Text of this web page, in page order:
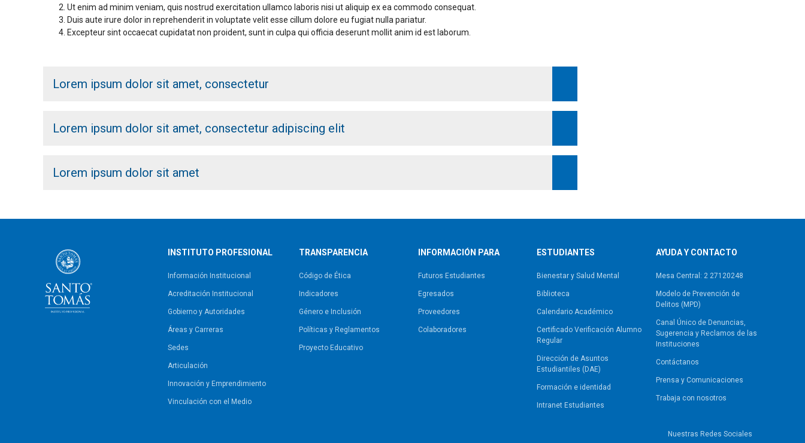
Ut enim ad minim veniam, quis nostrud exercitation ullamco laboris nisi ut aliquip ex ea commodo consequat.
Duis aute irure dolor in reprehenderit in voluptate velit esse cillum dolore eu fugiat nulla pariatur.
Excepteur sint occaecat cupidatat non proident, sunt in culpa qui officia deserunt mollit anim id est laborum.
Lorem ipsum dolor sit amet, consectetur
Lorem ipsum dolor sit amet, consectetur adipiscing elit
Lorem ipsum dolor sit amet
INSTITUTO PROFESIONAL
Información Institucional
Acreditación Institucional
Gobierno y Autoridades​
Áreas y Carreras
Sedes
Articulación
Innovación y Emprendimiento
Vinculación con el Medio
TRANSPARENCIA
Código de Ética
Indicadores
Género e Inclusión
Políticas y Reglamentos​
Proyecto Educativo
INFORMACIÓN PARA
Futuros Estudiantes
Egresados
Proveedores
Colaboradores
ESTUDIANTES
Bienestar y Salud Mental
Biblioteca
Calendario Académico
Certificado Verificación Alumno
Regular
Dirección de Asuntos
Estudiantiles (DAE)
Formación e identidad
Intranet Estudiantes
AYUDA Y CONTACTO
Mesa Central: 2 27120248
Modelo de Prevención de
Delitos (MPD)
Canal Único de Denuncias,
Sugerencia y Reclamos de las
Instituciones
Contáctanos
Prensa y Comunicaciones
Trabaja con nosotros
Nuestras Redes Sociales